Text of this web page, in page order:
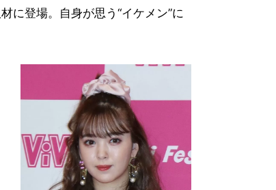
に登場。自身が思う“イケメン”に